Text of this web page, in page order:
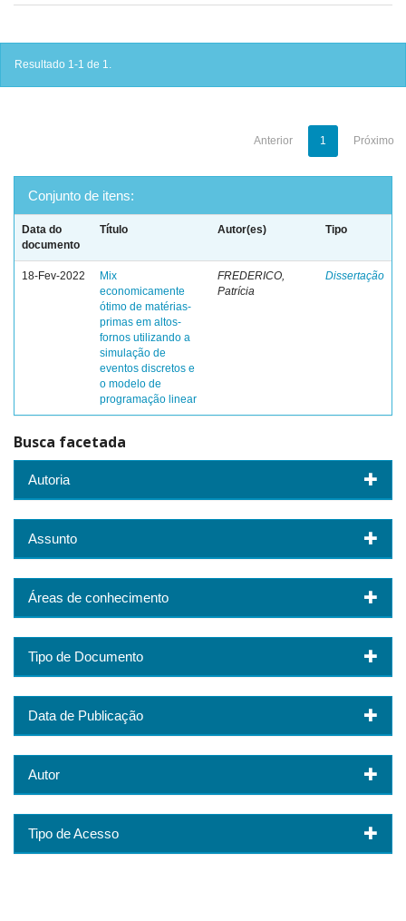
Resultado 1-1 de 1.
Anterior 1 Próximo
Conjunto de itens:
Data do
documento
Título Autor(es) Tipo
18-Fev-2022
Mix
economicamente
ótimo de matérias-
primas em altos-
fornos utilizando a
simulação de
eventos discretos e
o modelo de
programação linear
FREDERICO,
Patrícia
Dissertação
Busca facetada
Autoria
Assunto
Áreas de conhecimento
Tipo de Documento
Data de Publicação
Autor
Tipo de Acesso